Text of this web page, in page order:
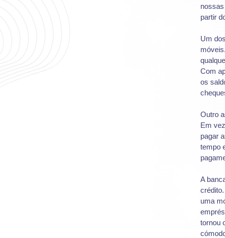
partir
Um
Com
os
Outro
Em
pagar
tempo
A
uma
tornou